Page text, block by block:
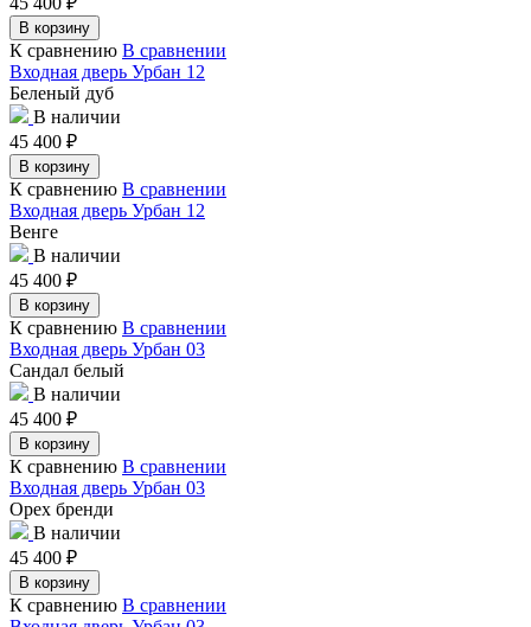
В корзину
К сравнению В сравнении
Входная дверь Урбан 12
Беленый дуб
В наличии
45 400 ₽
В корзину
К сравнению В сравнении
Входная дверь Урбан 12
Венге
В наличии
45 400 ₽
В корзину
К сравнению В сравнении
Входная дверь Урбан 03
Сандал белый
В наличии
45 400 ₽
В корзину
К сравнению В сравнении
Входная дверь Урбан 03
Орех бренди
В наличии
45 400 ₽
В корзину
К сравнению В сравнении